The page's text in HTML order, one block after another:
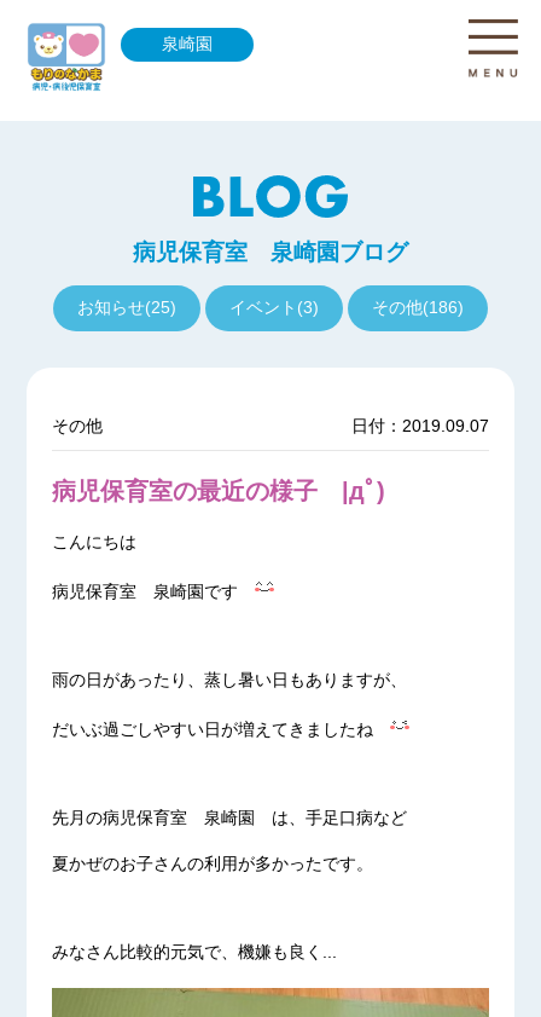
泉崎園
病児保育室 泉崎園ブログ
お知らせ(25) イベント(3) その他(186)
その他 日付：2019.09.07
病児保育室の最近の様子 |дﾟ)
こんにちは
病児保育室 泉崎園です
雨の日があったり、蒸し暑い日もありますが、
だいぶ過ごしやすい日が増えてきましたね
先月の病児保育室 泉崎園 は、手足口病など
夏かぜのお子さんの利用が多かったです。
みなさん比較的元気で、機嫌も良く...